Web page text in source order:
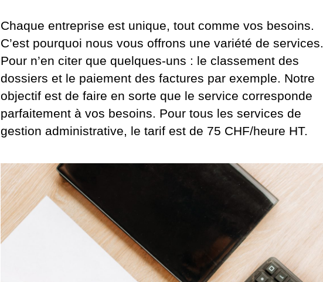
Chaque entreprise est unique, tout comme vos besoins.
C’est pourquoi nous vous offrons une variété de services.
Pour n’en citer que quelques-uns : le classement des
dossiers et le paiement des factures par exemple. Notre
objectif est de faire en sorte que le service corresponde
parfaitement à vos besoins. Pour tous les services de
gestion administrative, le tarif est de 75 CHF/heure HT.